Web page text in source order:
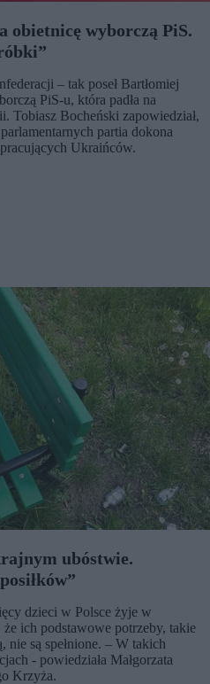
obietnicę wyborczą PiS.
– tak poseł Bartłomiej
PiS-u, która padła na
Tobiasz Bocheński zapowiedział,
partia dokona
Ukraińców.
ubóstwie.
dzieci w Polsce żyje w
ich podstawowe potrzeby, takie
nie są spełnione. – W takich
- powiedziała Małgorzata
Krzyża.